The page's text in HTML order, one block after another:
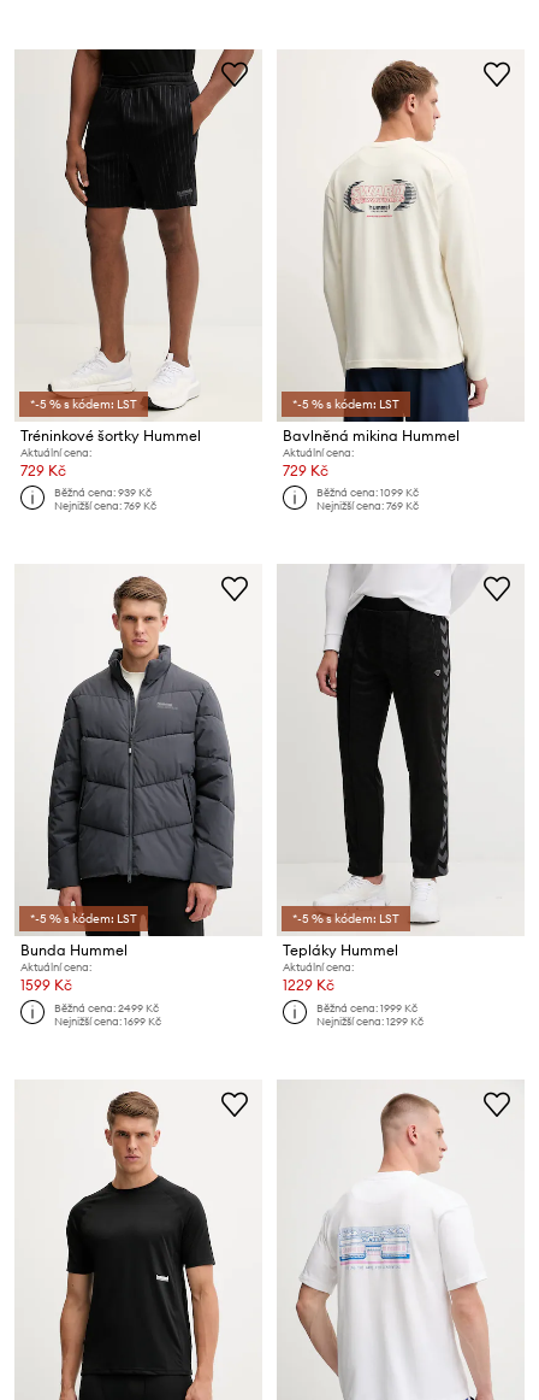
*-5 % s kódem: LST
Tréninkové šortky Hummel
Aktuální cena:
729 Kč
Běžná cena:939 Kč
Nejnižší cena:769 Kč
*-5 % s kódem: LST
Bavlněná mikina Hummel
Aktuální cena:
729 Kč
Běžná cena:1099 Kč
Nejnižší cena:769 Kč
*-5 % s kódem: LST
Bunda Hummel
Aktuální cena:
1599 Kč
Běžná cena:2499 Kč
Nejnižší cena:1699 Kč
*-5 % s kódem: LST
Tepláky Hummel
Aktuální cena:
1229 Kč
Běžná cena:1999 Kč
Nejnižší cena:1299 Kč